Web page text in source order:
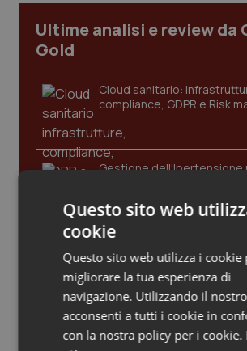
Lazio
Liguria
Lombardia
Marche
Molise
Piemonte
Provincia Autonoma di
Provincia Autonoma di Trento
Puglia
Diabete & glucometri
Disturbi dell’umore
Dolore
Donna & Salute
Epatiti
HIV
Infezioni & Febbre
Ipertensione & Scompenso
Malattie rare
Ultime analisi e review da
Gold
Cloud sanitario:
compliance, GDPR e Risk
Gestione
modelli di responsabilità e
Leadership Medica 2026:
clinici ad alte prestazioni
Questo sito web
cookie
Questo sito web utilizza i cookie
migliorare la tua esperienza di
navigazione. Utilizzando il
acconsenti a tutti i cookie in
con la nostra policy per i cookie.